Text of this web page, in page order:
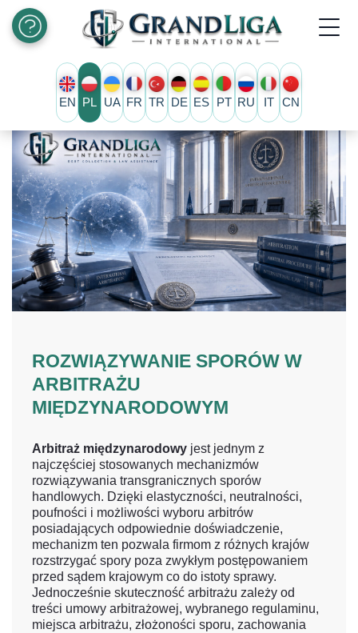
EN PL UA FR TR DE ES PT RU IT CN
ROZWIĄZYWANIE SPORÓW W
ARBITRAŻU
MIĘDZYNARODOWYM
Arbitraż międzynarodowy jest jednym z
najczęściej stosowanych mechanizmów
rozwiązywania transgranicznych sporów
handlowych. Dzięki elastyczności, neutralności,
poufności i możliwości wyboru arbitrów
posiadających odpowiednie doświadczenie,
mechanizm ten pozwala firmom z różnych krajów
rozstrzygać spory poza zwykłym postępowaniem
przed sądem krajowym co do istoty sprawy.
Jednocześnie skuteczność arbitrażu zależy od
treści umowy arbitrażowej, wybranego regulaminu,
miejsca arbitrażu, złożoności sporu, zachowania